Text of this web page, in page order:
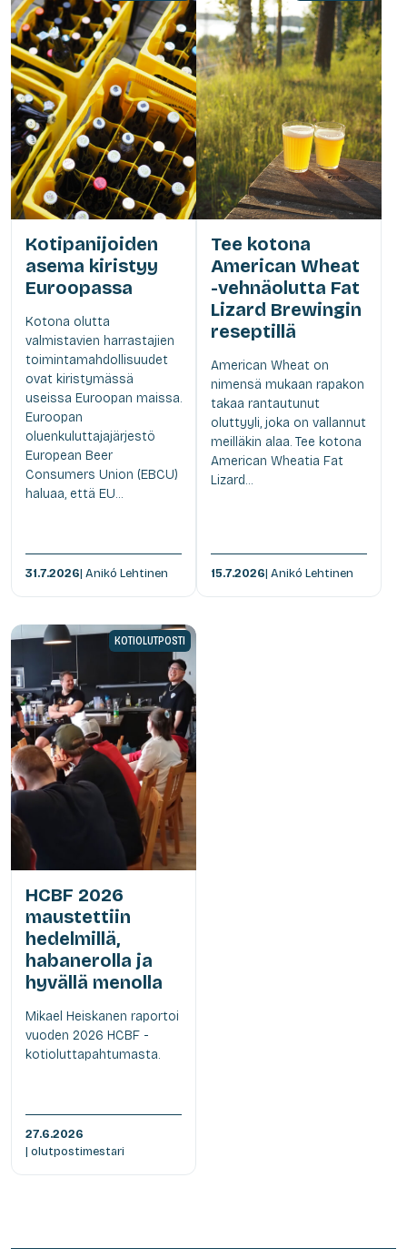
Kotipanijoiden
asema kiristyy
Euroopassa
Kotona olutta
valmistavien harrastajien
toimintamahdollisuudet
ovat kiristymässä
useissa Euroopan maissa.
Euroopan
oluenkuluttajajärjestö
European Beer
Consumers Union (EBCU)
haluaa, että EU...
31.7.2026| Anikó Lehtinen
Tee kotona
American Wheat
-vehnäolutta Fat
Lizard Brewingin
reseptillä
American Wheat on
nimensä mukaan rapakon
takaa rantautunut
oluttyyli, joka on vallannut
meilläkin alaa. Tee kotona
American Wheatia Fat
Lizard...
15.7.2026| Anikó Lehtinen
KOTIOLUTPOSTI
HCBF 2026
maustettiin
hedelmillä,
habanerolla ja
hyvällä menolla
Mikael Heiskanen raportoi
vuoden 2026 HCBF -
kotioluttapahtumasta.
27.6.2026
| olutpostimestari